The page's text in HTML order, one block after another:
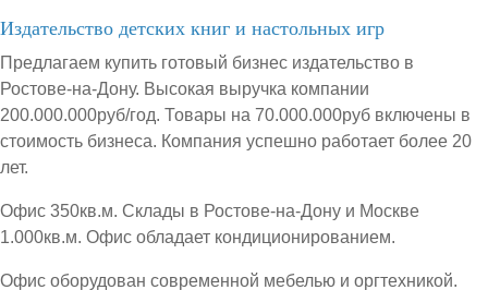
Издательство детских книг и настольных игр
Предлагаем купить готовый бизнес издательство в
Ростове-на-Дону. Высокая выручка компании
200.000.000руб/год. Товары на 70.000.000руб включены в
стоимость бизнеса. Компания успешно работает более 20
лет.
Офис 350кв.м. Склады в Ростове-на-Дону и Москве
1.000кв.м. Офис обладает кондиционированием.
Офис оборудован современной мебелью и оргтехникой.